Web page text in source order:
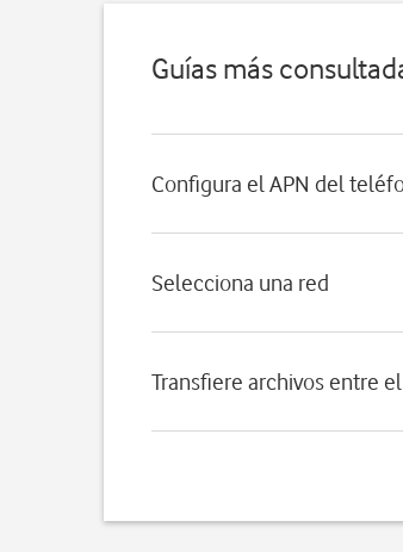
Guías más
Configura el APN del
Selecciona una red
Transfiere archivos entre